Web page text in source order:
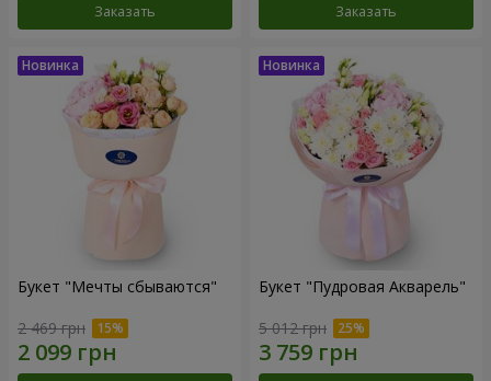
Заказать Заказать
Букет "Мечты сбываются"
2 469 грн
Букет "Пудровая Акварель"
5 012 грн